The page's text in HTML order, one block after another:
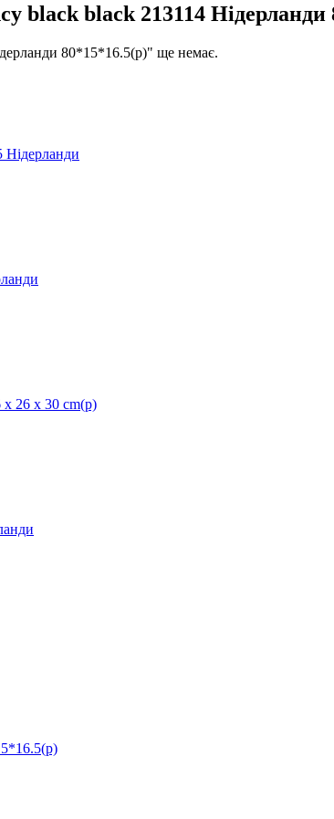
black black 213114
80*15*16.5(р)" ще немає.
Нідерланди
26 x 30 cm(р)